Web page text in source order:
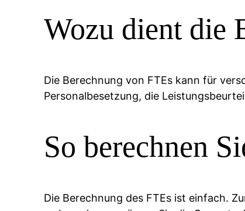
Wozu dient die
Die Berechnung von FTEs kann für
Personalbesetzung, die
So berechnen
Die Berechnung des FTEs ist einfach.